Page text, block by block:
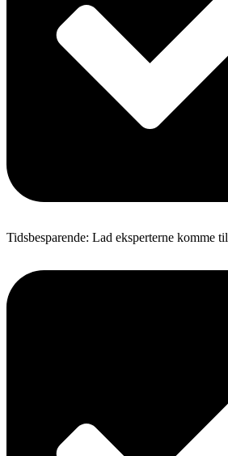
Tidsbesparende: Lad eksperterne komme